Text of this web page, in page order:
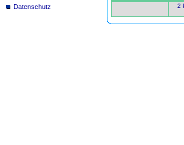
Datenschutz
2